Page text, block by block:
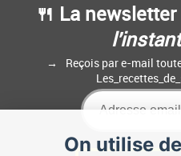
On utilise
🍴 La newsletter
Reçois par e-mail